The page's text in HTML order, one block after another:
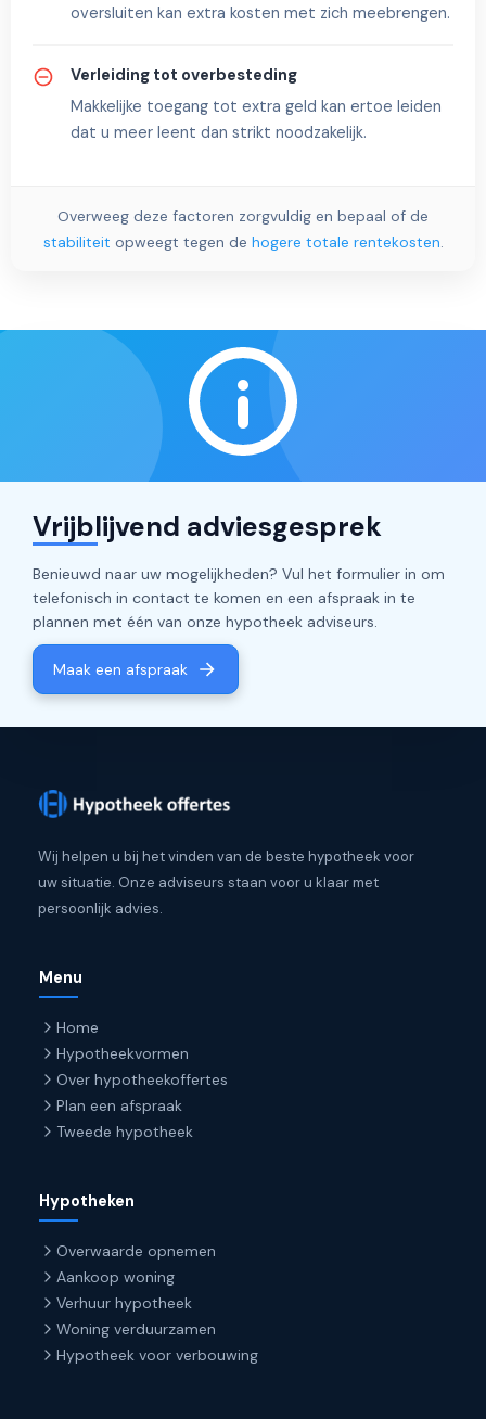
oversluiten kan extra kosten met zich meebrengen.
Verleiding tot overbesteding
Makkelijke toegang tot extra geld kan ertoe leiden
dat u meer leent dan strikt noodzakelijk.
Overweeg deze factoren zorgvuldig en bepaal of de
stabiliteit opweegt tegen de hogere totale rentekosten.
Vrijblijvend adviesgesprek
Benieuwd naar uw mogelijkheden? Vul het formulier in om
telefonisch in contact te komen en een afspraak in te
plannen met één van onze hypotheek adviseurs.
Maak een afspraak
Wij helpen u bij het vinden van de beste hypotheek voor
uw situatie. Onze adviseurs staan voor u klaar met
persoonlijk advies.
Menu
Home
Hypotheekvormen
Over hypotheekoffertes
Plan een afspraak
Tweede hypotheek
Hypotheken
Overwaarde opnemen
Aankoop woning
Verhuur hypotheek
Woning verduurzamen
Hypotheek voor verbouwing